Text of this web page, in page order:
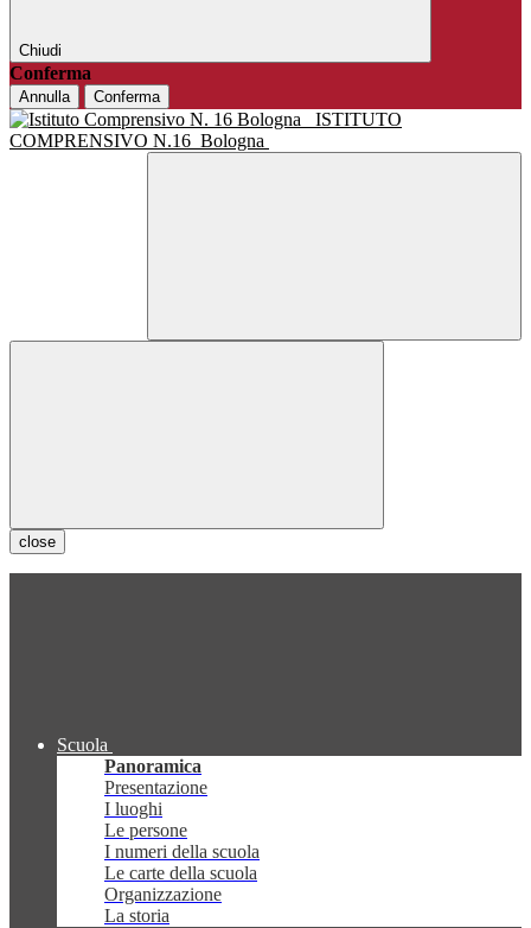
Chiudi
Conferma
Annulla Conferma
ISTITUTO
COMPRENSIVO N.16 Bologna
close
Scuola
Panoramica
Presentazione
I luoghi
Le persone
I numeri della scuola
Le carte della scuola
Organizzazione
La storia